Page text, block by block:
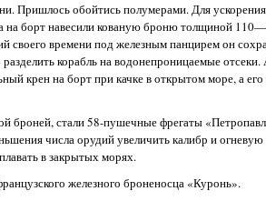
Пришлось обойтись полумерами. Для
на борт навесили кованую броню толщиной
своего времени под железным панцирем он
корабль на водонепроницаемые
крен на борт при качке в открытом море, а
стали 58-пушечные фрегаты
числа орудий увеличить калибр и
в закрытых морях.
железного броненосца «Куронь».